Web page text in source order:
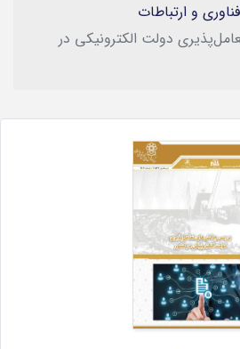
فناوری و ارتباطات
دولت الکترونیکی در